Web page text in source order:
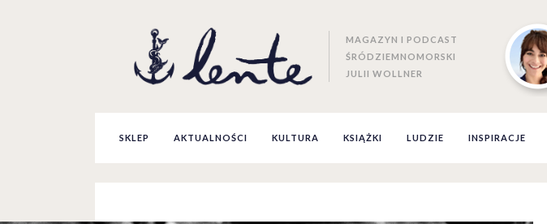
MAGAZYN I PODCAST
ŚRÓDZIEMNOMORSKI
JULII WOLLNER
SKLEP AKTUALNOŚCI KULTURA KSIĄŻKI LUDZIE INSPIRACJE